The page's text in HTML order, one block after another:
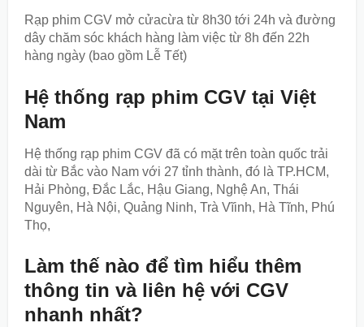
Rạp phim CGV mở cửacừa từ 8h30 tới 24h và đường
dây chăm sóc khách hàng làm việc từ 8h đến 22h
hàng ngày (bao gồm Lễ Tết)
Hệ thống rạp phim CGV tại Việt
Nam
Hệ thống rạp phim CGV đã có mặt trên toàn quốc trải
dài từ Bắc vào Nam với 27 tỉnh thành, đó là TP.HCM,
Hải Phòng, Đắc Lắc, Hậu Giang, Nghệ An, Thái
Nguyên, Hà Nội, Quảng Ninh, Trà Vĩinh, Hà Tĩnh, Phú
Thọ,
Làm thế nào để tìm hiểu thêm
thông tin và liên hệ với CGV
nhanh nhất?